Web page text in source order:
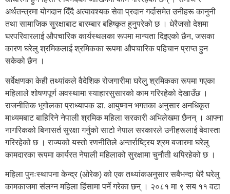
अर्थतन्त्रमा योगदान दिँदै अत्यावश्यक सेवा प्रदान गर्दासमेत उनीहरू कानुनी
तथा सामाजिक सुरक्षाबाट बारम्बार बहिष्कृत हुनुपरेको छ । धेरैजसो देशमा
घरपरिवारलाई औपचारिक कार्यस्थलका रूपमा मान्यता दिइएको छैन, जसका
कारण घरेलु श्रमिकलाई श्रमिकका रूपमा औपचारिक पहिचान प्राप्त हुन
सकेको छैन ।
सर्वेक्षणका केही तथ्यांकले वैदेशिक रोजगारीमा घरेलु श्रमिकका रूपमा गएका
महिलाले शोषणपूर्ण अवस्थामा स्याहारसुसारको काम गरिरहेको देखाउँछ ।
राजनीतिक भूगोलका प्राध्यापक डा. आयुष्मान भगतका अनुसार अनधिकृत
माध्यमबाट बाहिरिने नेपाली श्रमिक महिला सरकारी अभिलेखमा छैनन् । आफ्ना
नागरिकको बिनासर्त सुरक्षा गर्नुको साटो नेपाल सरकारले उनीहरूलाई बेवास्ता
गरिरहेको छ । राज्यको यस्तो रणनीतिले अन्तर्राष्ट्रिय श्रम बजारमा घरेलु
कामदारका रूपमा कार्यरत नेपाली महिलाको सुरक्षामा चुनौती थपिरहेको छ ।
महिला पुनःस्थापना केन्द्र (ओरेक) को एक तथ्यांकअनुसार सबैभन्दा धेरै घरेलु
कामकाजमा संलग्न महिला हिंसामा पर्ने गरेका छन् । २०८१ मा ९ सय ११ वटा